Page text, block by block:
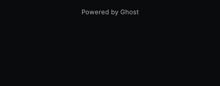
Powered by Ghost